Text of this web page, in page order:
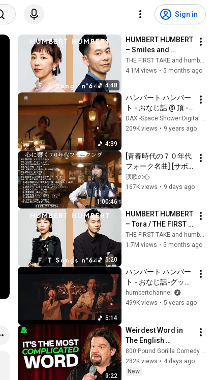
Sign in
4:48
HUMBERT HUMBERT
– Smiles and
Stumbles / THE
FIRST TAKE
THE FIRST TAKE and humbertchannel
4.1M views • 5 months ago
4:39
ハンバート ハンバー
ト - おなじ話 @ 頂 -
ITADAKI- 2016
DAX -Space Shower Digital Archives X-
209K views • 9 years ago
1:00:46
[青春時代の７０年代
フォーク名曲] [サボ
テンの花 チューリッ
プ] [赤ちょうちん か
くろう] [精霊流し グ
レープ] [ささやかな
この人生 風]他
演歌の心
167K views • 9 days ago
5:20
HUMBERT HUMBERT
– Tora / THE FIRST
TAKE
THE FIRST TAKE and humbertchannel
1.7M views • 5 months ago
5:14
ハンバート ハンバー
ト - おなじ話-グッバ
イとしまえんver.
(Official Live
humbertchannel
499K views • 5 years ago
9:22
Weirdest Word in
The English
Language | ISMO |
Hello
282K views • 4 days ago
New